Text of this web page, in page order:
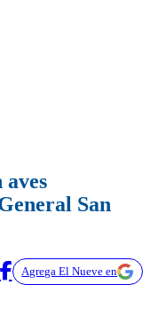
San
Agrega El Nueve en